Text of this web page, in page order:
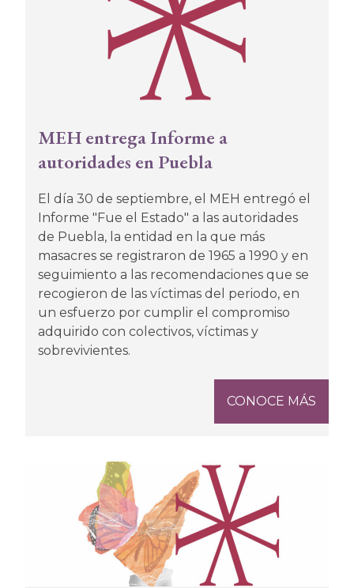
MEH entrega Informe a
autoridades en Puebla
El día 30 de septiembre, el MEH entregó el
Informe "Fue el Estado" a las autoridades
de Puebla, la entidad en la que más
masacres se registraron de 1965 a 1990 y en
seguimiento a las recomendaciones que se
recogieron de las víctimas del periodo, en
un esfuerzo por cumplir el compromiso
adquirido con colectivos, víctimas y
sobrevivientes.
CONOCE MÁS